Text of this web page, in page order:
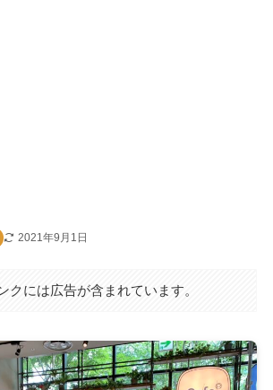
2021年9月1日
クには広告が含まれています。